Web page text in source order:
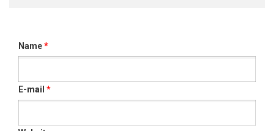
Name*
E-mail *